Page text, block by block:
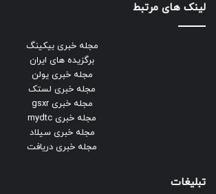
لینک های مرتبط
مجله خبری بیکینگ
برگزیده های ایران
مجله خبری یولن
مجله خبری لستک
مجله خبری gsxr
مجله خبری mydtc
مجله خبری سیلاد
مجله خبری دریافت
تبلیغات